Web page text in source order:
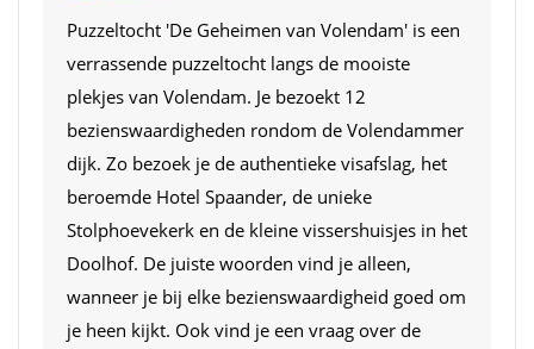
Puzzeltocht 'De Geheimen van Volendam' is een
verrassende puzzeltocht langs de mooiste
plekjes van Volendam. Je bezoekt 12
bezienswaardigheden rondom de Volendammer
dijk. Zo bezoek je de authentieke visafslag, het
beroemde Hotel Spaander, de unieke
Stolphoevekerk en de kleine vissershuisjes in het
Doolhof. De juiste woorden vind je alleen,
wanneer je bij elke bezienswaardigheid goed om
je heen kijkt. Ook vind je een vraag over de